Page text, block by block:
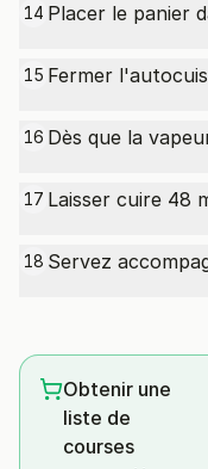
14 Placer le panier
15 Fermer
16 Dès que la
17 Laisser cuire 48
18 Servez
Obtenir une
liste de
courses